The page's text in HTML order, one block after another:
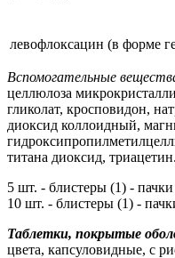
левофлоксацин (в форме
Вспомогательные
целлюлоза
гликолат, кросповидон,
диоксид коллоидный,
титана диоксид, триацетин.
5 шт. - блистеры (1) -
10 шт. - блистеры (1) -
Таблетки, покрытые
цвета, капсуловидные, с